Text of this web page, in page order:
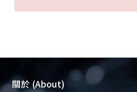
關於 (About)